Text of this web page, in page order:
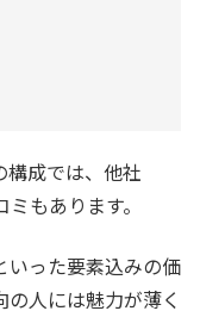
構成では、他社
もあります。
いった要素込みの価
人には魅力が薄く